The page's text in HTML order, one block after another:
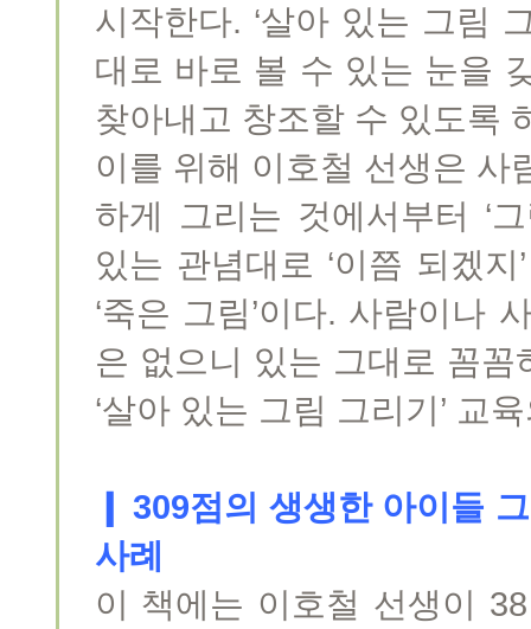
시작한다. ‘살아 있는 그림
대로 바로 볼 수 있는 눈을
찾아내고 창조할 수 있도록
이를 위해 이호철 선생은 사
하게 그리는 것에서부터 ‘
있는 관념대로 ‘이쯤 되겠
‘죽은 그림’이다. 사람이나
은 없으니 있는 그대로 꼼
‘살아 있는 그림 그리기’ 교
❙ 309점의 생생한 아이들
사례
이 책에는 이호철 선생이